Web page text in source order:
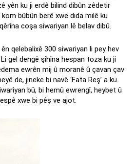
yên ku ji erdê bilind dibûn zêdetir
bûbûn berê xwe dida milê ku
coşa siwariyan lê belav dibû.
qelebalixê 300 siwariyan li pey hev
gel dengê şihîna hespan toza ku ji
ewrên mij û moranê û çavan çav
de, jineke bi navê ‘Fata Reş’ a ku
bû, bi hemû ewrengî, heybet û
xwe bi pêş ve ajot.